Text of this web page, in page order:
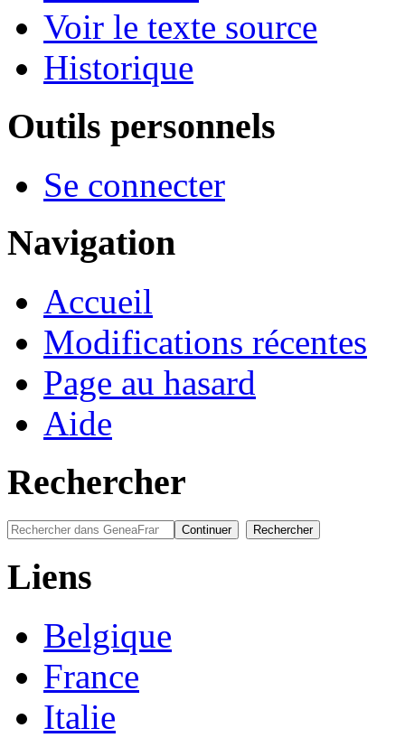
Voir le texte source
Historique
Outils personnels
Se connecter
Navigation
Accueil
Modifications récentes
Page au hasard
Aide
Rechercher
Liens
Belgique
France
Italie